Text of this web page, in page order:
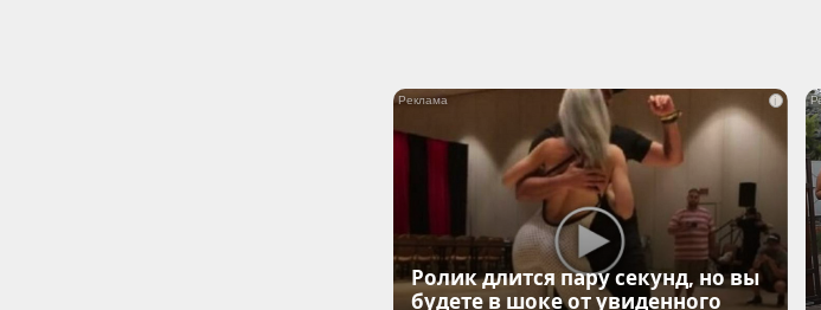
i
Ролик длится пару секунд, но вы
будете в шоке от увиденного